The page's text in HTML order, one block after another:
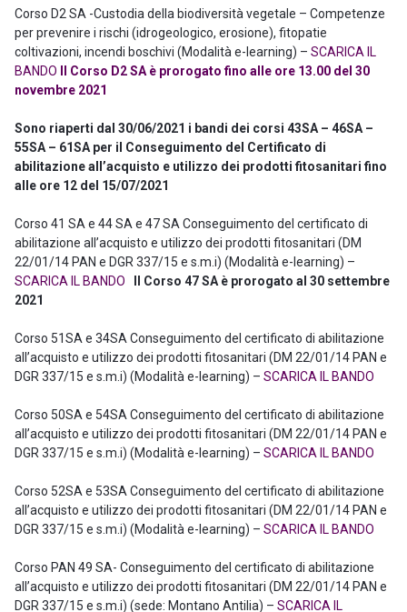
Corso D2 SA -Custodia della biodiversità vegetale – Competenze
per prevenire i rischi (idrogeologico, erosione), fitopatie
coltivazioni, incendi boschivi (Modalità e-learning) – SCARICA IL
BANDO Il Corso D2 SA è prorogato fino alle ore 13.00 del 30
novembre 2021
Sono riaperti dal 30/06/2021 i bandi dei corsi 43SA – 46SA –
55SA – 61SA per il Conseguimento del Certificato di
abilitazione all’acquisto e utilizzo dei prodotti fitosanitari fino
alle ore 12 del 15/07/2021
Corso 41 SA e 44 SA e 47 SA Conseguimento del certificato di
abilitazione all’acquisto e utilizzo dei prodotti fitosanitari (DM
22/01/14 PAN e DGR 337/15 e s.m.i) (Modalità e-learning) –
SCARICA IL BANDO
Il Corso 47 SA è prorogato al 30 settembre
2021
Corso 51SA e 34SA Conseguimento del certificato di abilitazione
all’acquisto e utilizzo dei prodotti fitosanitari (DM 22/01/14 PAN e
DGR 337/15 e s.m.i) (Modalità e-learning) – SCARICA IL BANDO
Corso 50SA e 54SA Conseguimento del certificato di abilitazione
all’acquisto e utilizzo dei prodotti fitosanitari (DM 22/01/14 PAN e
DGR 337/15 e s.m.i) (Modalità e-learning) – SCARICA IL BANDO
Corso 52SA e 53SA Conseguimento del certificato di abilitazione
all’acquisto e utilizzo dei prodotti fitosanitari (DM 22/01/14 PAN e
DGR 337/15 e s.m.i) (Modalità e-learning) – SCARICA IL BANDO
Corso PAN 49 SA- Conseguimento del certificato di abilitazione
all’acquisto e utilizzo dei prodotti fitosanitari (DM 22/01/14 PAN e
DGR 337/15 e s.m.i) (sede: Montano Antilia) – SCARICA IL